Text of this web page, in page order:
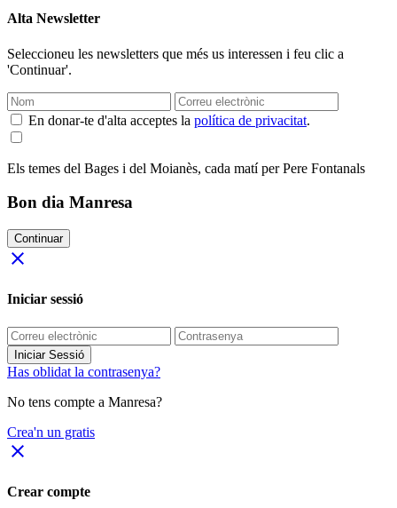
Alta Newsletter
Seleccioneu les newsletters que més us interessen i feu clic a
'Continuar'.
En donar-te d'alta acceptes la política de privacitat.
Els temes del Bages i del Moianès, cada matí per Pere Fontanals
Bon dia Manresa
Continuar
close
Iniciar sessió
Iniciar Sessió
Has oblidat la contrasenya?
No tens compte a Manresa?
Crea'n un gratis
close
Crear compte